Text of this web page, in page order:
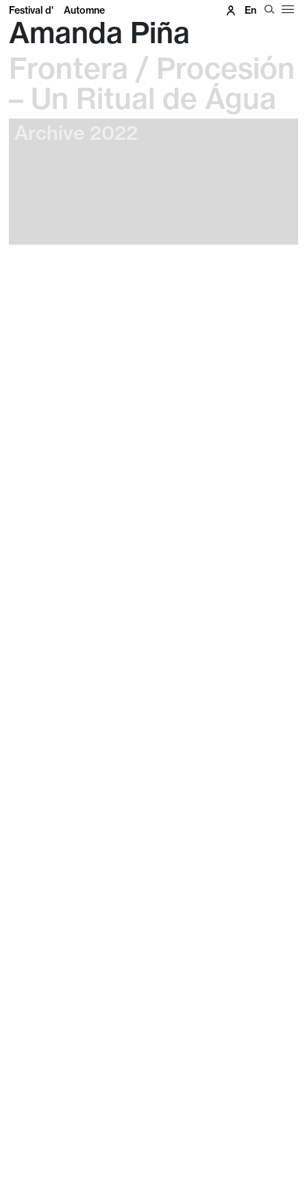
Festival d' Automne En
Amanda Piña
Frontera / Procesión
– Un Ritual de Água